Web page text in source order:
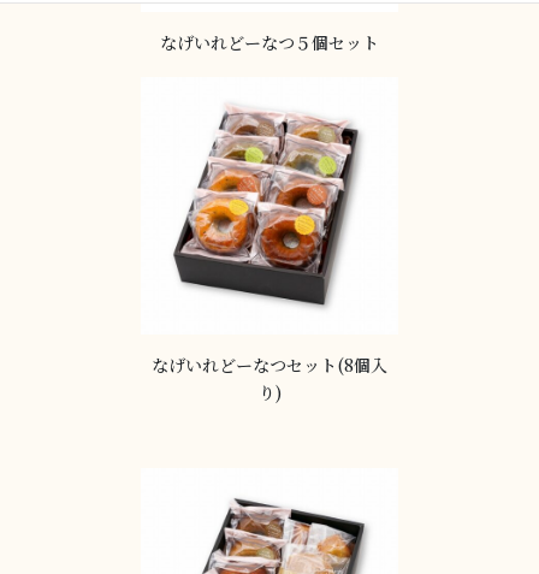
なげいれどーなつ５個セット
なげいれどーなつセット(8個入
り)